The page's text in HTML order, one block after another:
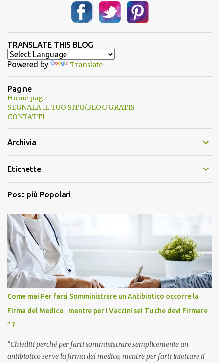
TRANSLATE THIS BLOG
Powered by Translate
Pagine
Home page
SEGNALA IL TUO SITO/BLOG GRATIS
CONTATTI
Archivia
Etichette
Post più Popolari
Come mai Per farsi Somministrare un Antibiotico occorre la
Firma del Medico , mentre per i Vaccini sei Tu che devi Firmare
” ?
“Chiediti perché per farti somministrare semplicemente un
antibiotico serve la firma del medico, mentre per farti iniettare il